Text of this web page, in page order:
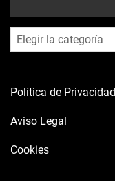
blog
Política de Privacidad
Aviso Legal
Cookies